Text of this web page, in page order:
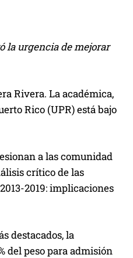
la urgencia de mejorar
Rivera. La académica,
Rico (UPR) está bajo
a las comunidad
crítico de las
2019: implicaciones
destacados, la
del peso para admisión